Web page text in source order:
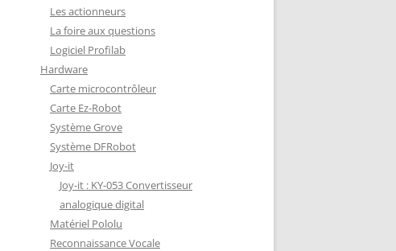
Les actionneurs
La foire aux questions
Logiciel Profilab
Hardware
Carte microcontrôleur
Carte Ez-Robot
Système Grove
Système DFRobot
Joy-it
Joy-it : KY-053 Convertisseur
analogique digital
Matériel Pololu
Reconnaissance Vocale